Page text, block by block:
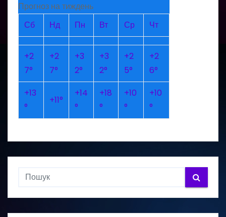
Прогноз на тиждень
Сб
Нд Пн Вт Ср Чт
+2
7°
+2
7°
+3
2°
+3
2°
+2
5°
+2
6°
+13
°
+11°
+14
°
+18
°
+10
°
+10
°